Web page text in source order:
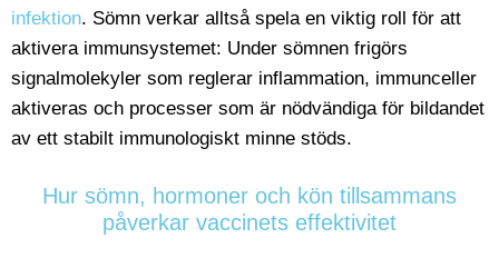
infektion. Sömn verkar alltså spela en viktig roll för att
aktivera immunsystemet: Under sömnen frigörs
signalmolekyler som reglerar inflammation, immunceller
aktiveras och processer som är nödvändiga för bildandet
av ett stabilt immunologiskt minne stöds.
Hur sömn, hormoner och kön tillsammans
påverkar vaccinets effektivitet